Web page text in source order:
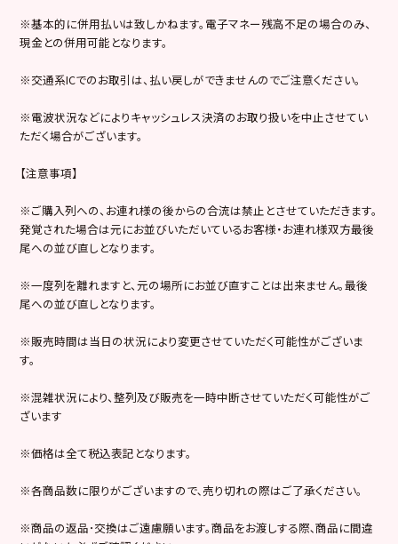
※基本的に併用払いは致しかねます。電子マネー残高不足の場合のみ、
現金との併用可能となります。
※交通系ICでのお取引は、払い戻しができませんのでご注意ください。
※電波状況などによりキャッシュレス決済のお取り扱いを中止させてい
ただく場合がございます。
【注意事項】
※ご購入列への、お連れ様の後からの合流は禁止とさせていただきます。
発覚された場合は元にお並びいただいているお客様・お連れ様双方最後
尾への並び直しとなります。
※一度列を離れますと、元の場所にお並び直すことは出来ません。最後
尾への並び直しとなります。
※販売時間は当日の状況により変更させていただく可能性がございま
す。
※混雑状況により、整列及び販売を一時中断させていただく可能性がご
ざいます
※価格は全て税込表記となります。
※各商品数に限りがございますので､売り切れの際はご了承ください。
※商品の返品･交換はご遠慮願います。商品をお渡しする際､商品に間違